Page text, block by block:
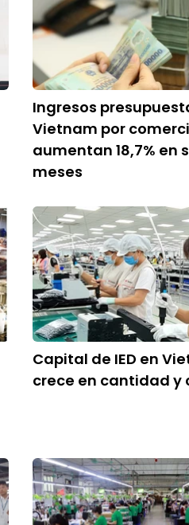
Ingresos
Vietnam por
aumentan 18,7% en
meses
Capital de IED en
crece en cantidad y